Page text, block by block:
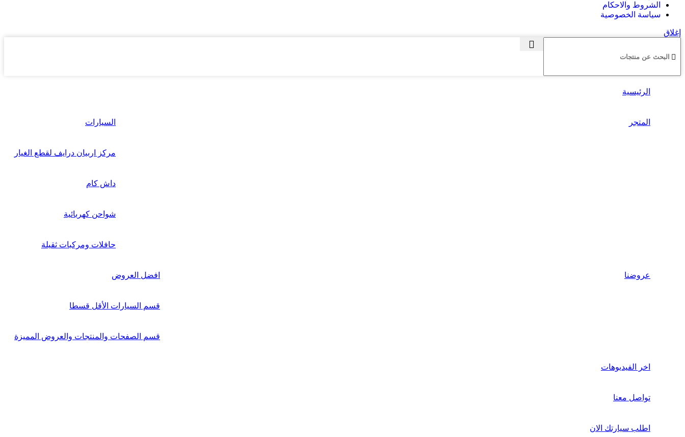
الشروط والاحكام
سياسة الخصوصية
إغلاق
الرئيسية
المتجر السيارات
مركز اربيان درايف لقطع الغيار
داش كام
شواحن كهربائية
حافلات ومركبات ثقيلة
عروضنا افضل العروض
قسم السيارات الأقل قسطا
قسم الصفحات والمنتجات والعروض المميزة
اخر الفيديوهات
تواصل معنا
اطلب سيارتك الان